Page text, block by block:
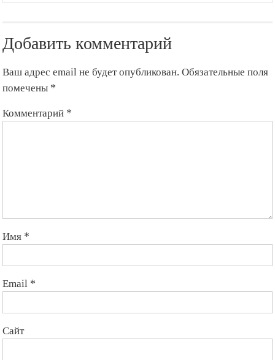
Добавить комментарий
Ваш адрес email не будет опубликован. Обязательные поля
помечены *
Комментарий *
Имя *
Email *
Сайт